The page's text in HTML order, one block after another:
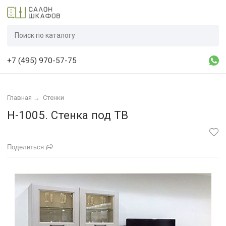
+7 (495) 970-57-75
Главная → Стенки
Н-1005. Стенка под ТВ
Поделиться